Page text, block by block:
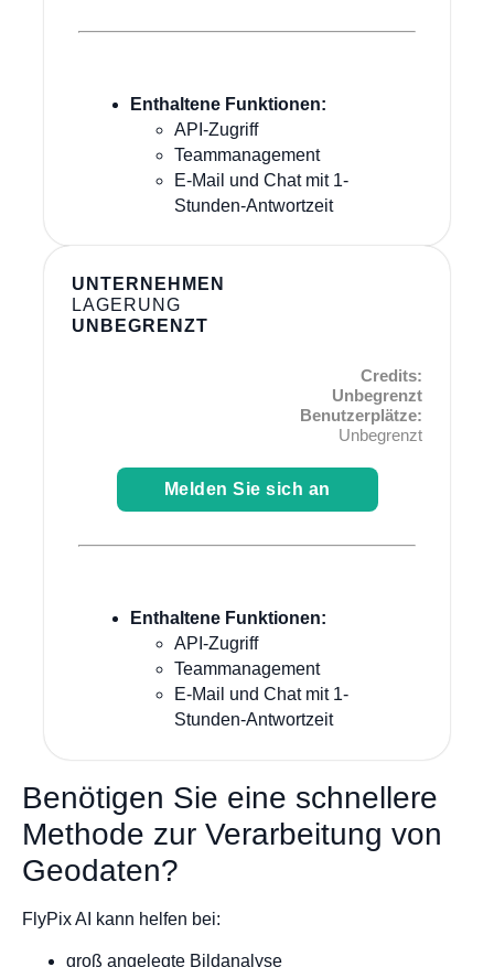
Enthaltene Funktionen:
API-Zugriff
Teammanagement
E-Mail und Chat mit 1-
Stunden-Antwortzeit
UNTERNEHMEN
LAGERUNG
UNBEGRENZT
Credits:
Unbegrenzt
Benutzerplätze:
Unbegrenzt
Melden Sie sich an
Enthaltene Funktionen:
API-Zugriff
Teammanagement
E-Mail und Chat mit 1-
Stunden-Antwortzeit
Benötigen Sie eine schnellere
Methode zur Verarbeitung von
Geodaten?
FlyPix AI kann helfen bei:
groß angelegte Bildanalyse